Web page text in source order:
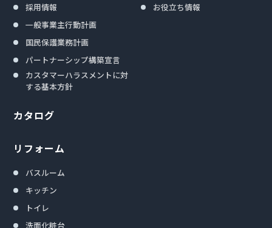
採用情報
一般事業主行動計画
国民保護業務計画
パートナーシップ構築宣言
カスタマーハラスメントに対
する基本方針
カタログ
リフォーム
バスルーム
キッチン
トイレ
洗面化粧台
お役立ち情報